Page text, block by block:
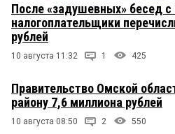
После «задушевных» бесед
налогоплательщики
рублей
10 августа 11:32 1 425
Правительство Омской
району 7,6 миллиона рублей
10 августа 08:50 2 550